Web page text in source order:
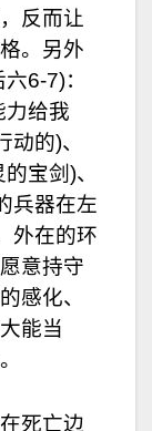
反而让
。另外
6-7)：
力给我
的)、
宝剑)、
兵器在左
外在的环
意持守
感化、
能当
死亡边